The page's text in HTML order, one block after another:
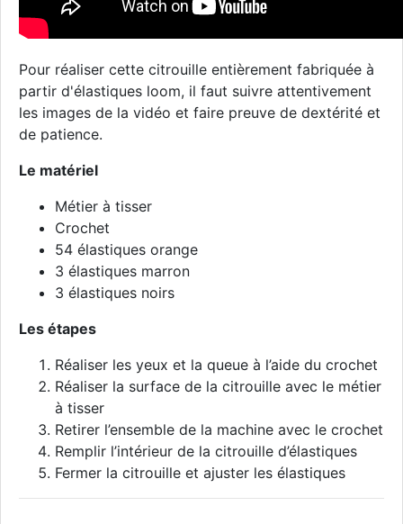
Pour réaliser cette citrouille entièrement fabriquée à
partir d'élastiques loom, il faut suivre attentivement
les images de la vidéo et faire preuve de dextérité et
de patience.
Le matériel
Métier à tisser
Crochet
54 élastiques orange
3 élastiques marron
3 élastiques noirs
Les étapes
Réaliser les yeux et la queue à l’aide du crochet
Réaliser la surface de la citrouille avec le métier
à tisser
Retirer l’ensemble de la machine avec le crochet
Remplir l’intérieur de la citrouille d’élastiques
Fermer la citrouille et ajuster les élastiques